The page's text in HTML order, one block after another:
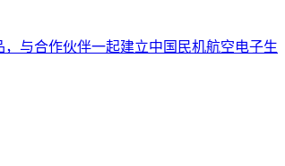
与合作伙伴一起建立中国民机航空电子生